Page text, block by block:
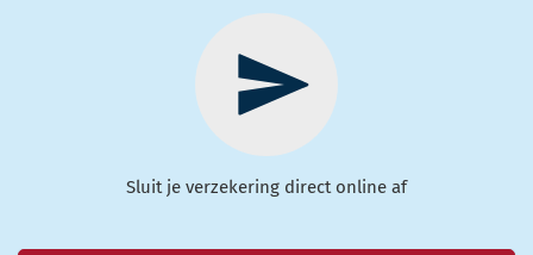
Sluit je verzekering direct online af